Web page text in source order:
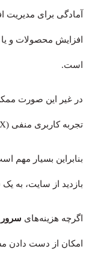
آمادگی برای مدیریت
افزایش محصولات و
است.
در غیر این صورت
تجربه کاربری منفی (UX) و در نتیجه ضرر مالی شود.
بنابراین بسیار مهم
بازدید از سایت، به یک
اگرچه هزینه‌های
امکان از دست دادن